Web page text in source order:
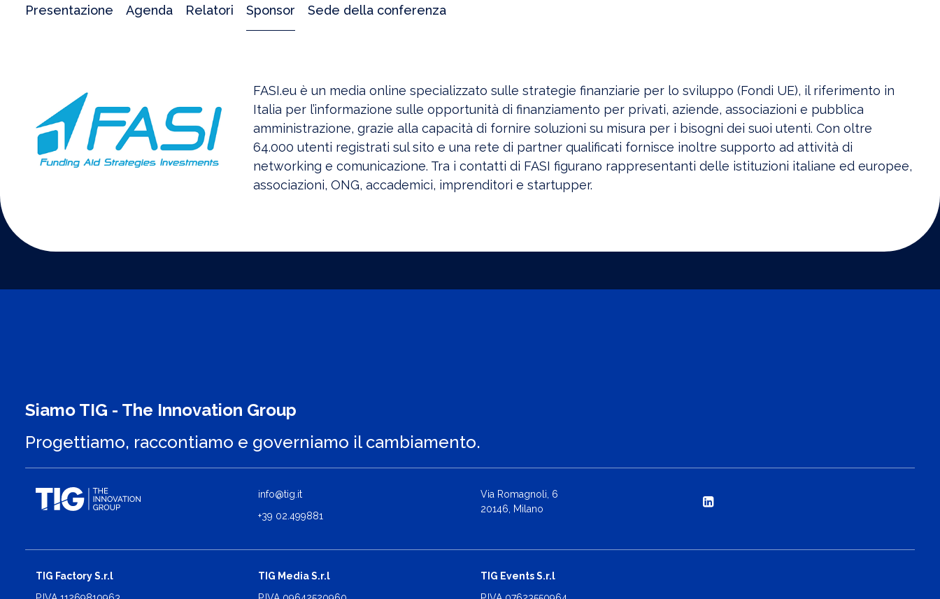
Presentazione Agenda Relatori Sponsor Sede della conferenza
FASI.eu è un media online specializzato sulle strategie finanziarie per lo sviluppo (Fondi UE), il riferimento in
Italia per l’informazione sulle opportunità di finanziamento per privati, aziende, associazioni e pubblica
amministrazione, grazie alla capacità di fornire soluzioni su misura per i bisogni dei suoi utenti. Con oltre
64.000 utenti registrati sul sito e una rete di partner qualificati fornisce inoltre supporto ad attività di
networking e comunicazione. Tra i contatti di FASI figurano rappresentanti delle istituzioni italiane ed europee,
associazioni, ONG, accademici, imprenditori e startupper.
Siamo TIG - The Innovation Group
Progettiamo, raccontiamo e governiamo il cambiamento.
info@tig.it
+39 02.499881
Via Romagnoli, 6
20146, Milano
TIG Factory S.r.l
TIG Media S.r.l
TIG Events S.r.l